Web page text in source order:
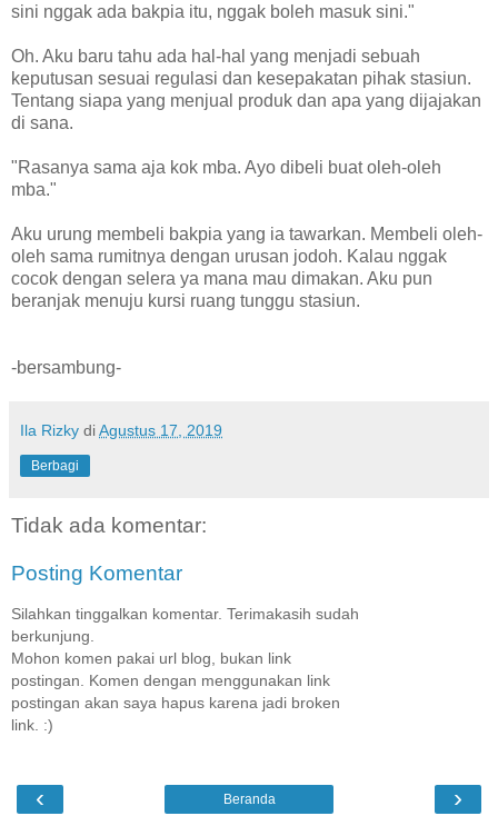
sini nggak ada bakpia itu, nggak boleh masuk sini."
Oh. Aku baru tahu ada hal-hal yang menjadi sebuah
keputusan sesuai regulasi dan kesepakatan pihak stasiun.
Tentang siapa yang menjual produk dan apa yang dijajakan
di sana.
"Rasanya sama aja kok mba. Ayo dibeli buat oleh-oleh
mba."
Aku urung membeli bakpia yang ia tawarkan. Membeli oleh-
oleh sama rumitnya dengan urusan jodoh. Kalau nggak
cocok dengan selera ya mana mau dimakan. Aku pun
beranjak menuju kursi ruang tunggu stasiun.
-bersambung-
Ila Rizky diAgustus 17, 2019
Berbagi
Tidak ada komentar:
Posting Komentar
Silahkan tinggalkan komentar. Terimakasih sudah
berkunjung.
Mohon komen pakai url blog, bukan link
postingan. Komen dengan menggunakan link
postingan akan saya hapus karena jadi broken
link. :)
‹ ›
Beranda